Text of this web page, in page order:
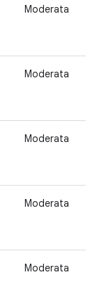
Moderata
Moderata
Moderata
Moderata
Moderata